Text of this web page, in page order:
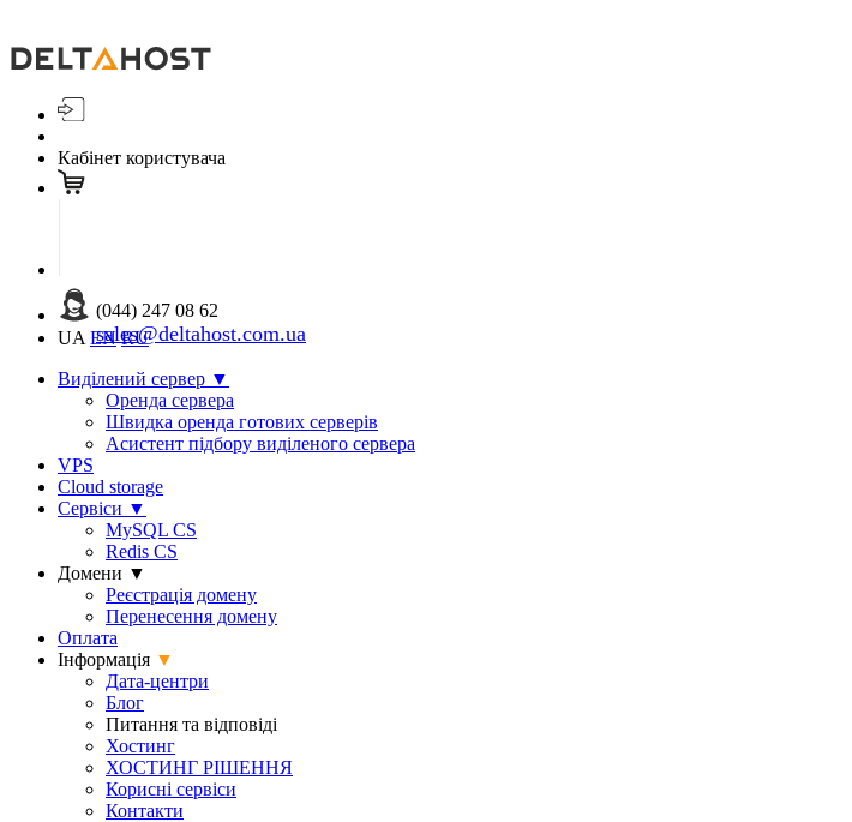
Кабінет користувача
(044) 247 08 62
sales@deltahost.com.ua
UA EN RU
Виділений сервер ▼
Оренда сервера
Швидка оренда готових серверів
Асистент підбору виділеного сервера
VPS
Cloud storage
Сервіси ▼
MySQL CS
Redis CS
Домени ▼
Реєстрація домену
Перенесення домену
Оплата
Інформація ▼
Дата-центри
Блог
Питання та відповіді
Хостинг
ХОСТИНГ РІШЕННЯ
Корисні сервіси
Контакти